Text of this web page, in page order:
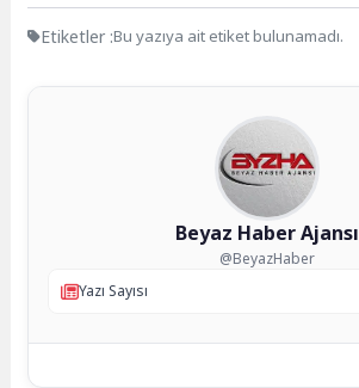
Etiketler :Bu yazıya ait etiket bulunamadı.
Beyaz Haber Ajansı
@BeyazHaber
Yazı Sayısı